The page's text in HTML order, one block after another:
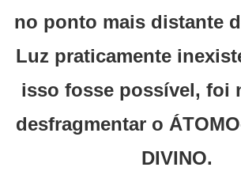
no ponto mais distante
Luz praticamente
isso fosse possível, foi
desfragmentar o
DIVINO.